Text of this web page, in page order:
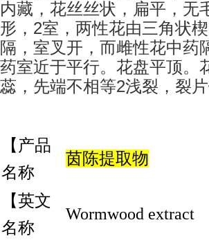
内藏，花丝丝状，扁平，无
形， 2室，两性花由三角状
隔，室叉开，而雌性花中药
药室近于平行。花盘平顶。
蕊，先端不相等2浅裂，裂片
【产品
名称
茵陈提取物
【英文
名称
Wormwood extract